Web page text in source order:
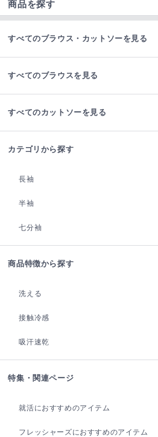
商品を探す
すべてのブラウス・カットソーを見る
すべてのブラウスを見る
すべてのカットソーを見る
カテゴリから探す
長袖
半袖
七分袖
商品特徴から探す
洗える
接触冷感
吸汗速乾
特集・関連ページ
就活におすすめのアイテム
フレッシャーズにおすすめのアイテム